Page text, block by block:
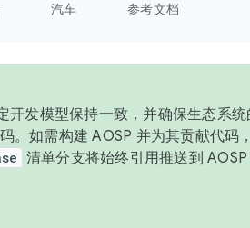
汽车 参考文档
开发模型保持一致，并确保生态系
。如需构建 AOSP 并为其贡献代码
清单分支将始终引用推送到